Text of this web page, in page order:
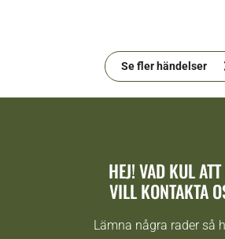
Se fler händelser
HEJ! VAD KUL
VILL KONTAKTA
Lämna några rader så